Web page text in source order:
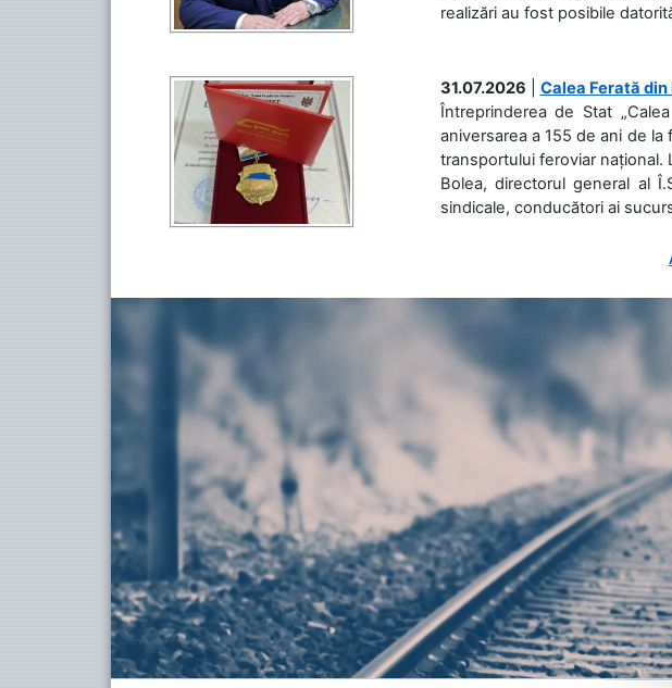
realizări au fost posibile
31.07.2026
Calea Ferată
Întreprinderea de Stat
aniversarea a 155 de ani de
transportului feroviar național.
Bolea, directorul general al
sindicale, conducători ai